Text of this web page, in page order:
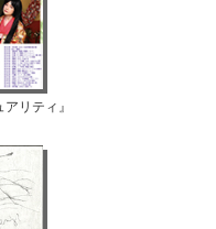
リティ』